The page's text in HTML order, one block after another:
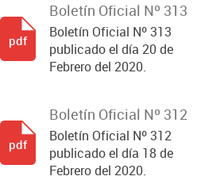
Boletín Oficial Nº 313
Boletín Oficial Nº 313
publicado el día 20 de
Febrero del 2020.
pdf
Boletín Oficial Nº 312
Boletín Oficial Nº 312
publicado el día 18 de
Febrero del 2020.
pdf